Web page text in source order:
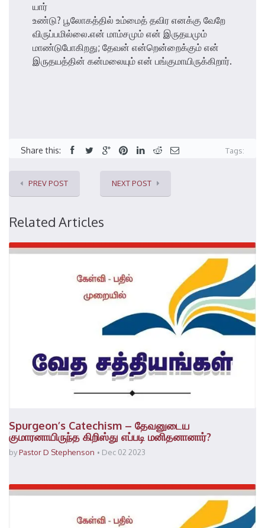
யார்
உண்டு? பூலோகத்தில் உம்மைத் தவிர எனக்கு வேறே
விருப்பமில்லை.என் மாம்சமும் என் இருதயமும்
மாண்டுபோகிறது; தேவன் என்றென்றைக்கும் என்
இருதயத்தின் கன்மலையும் என் பங்குமாயிருக்கிறார்.
Share this: Tags:
PREV POST NEXT POST
Related Articles
Spurgeon’s Catechism – தேவனுடைய
குமாரனாயிருந்த கிறிஸ்து எப்படி மனிதனானார்?
byPastor D Stephenson Dec 02 2023